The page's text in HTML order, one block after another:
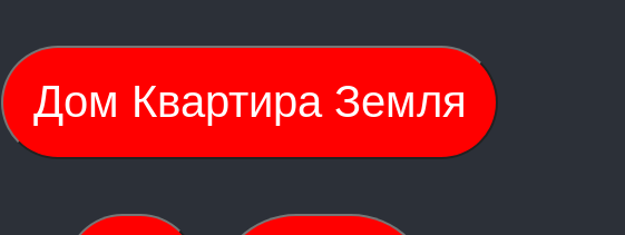
Дом Квартира Земля